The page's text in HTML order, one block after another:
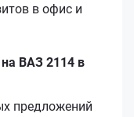
в офис и
ВАЗ 2114 в
предложений